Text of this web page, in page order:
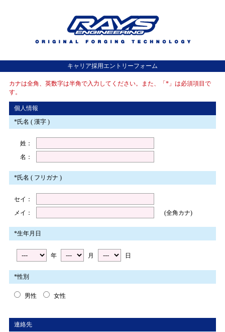
キャリア採用エントリーフォーム
カナは全角、英数字は半角で入力してください。また、「*」は必須項目で
す。
個人情報
*氏名 ( 漢字 )
姓 ：
名 ：
*氏名 ( フリガナ )
セイ ：
メイ ： (全角カナ)
*生年月日
年 月 日
*性別
男性 女性
連絡先